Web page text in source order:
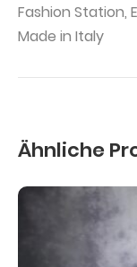
Fashion Station,
Made in Italy
Ähnliche